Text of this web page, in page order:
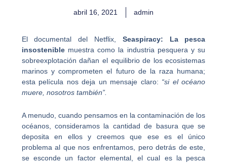
abril 16, 2021 admin
El documental del Netflix, Seaspiracy: La pesca
insosteniblemuestra como la industria pesquera y su
sobreexplotación dañan el equilibrio de los ecosistemas
marinos y comprometen el futuro de la raza humana;
esta película nos deja un mensaje claro: “si el océano
muere, nosotros también”.
A menudo, cuando pensamos en la contaminación de los
océanos, consideramos la cantidad de basura que se
deposita en ellos y creemos que ese es el único
problema al que nos enfrentamos, pero detrás de este,
se esconde un factor elemental, el cual es la pesca